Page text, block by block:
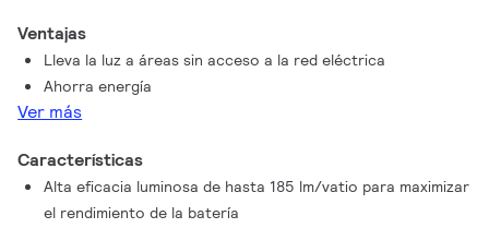
Ventajas
Lleva la luz a áreas sin acceso a la red eléctrica
Ahorra energía
Ver más
Características
Alta eficacia luminosa de hasta 185 lm/vatio para maximizar
el rendimiento de la batería